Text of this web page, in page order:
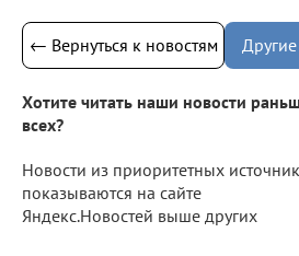
← Вернуться к новостям
Хотите читать наши новости
всех?
Новости из приоритетных
показываются на сайте
Яндекс.Новостей выше других